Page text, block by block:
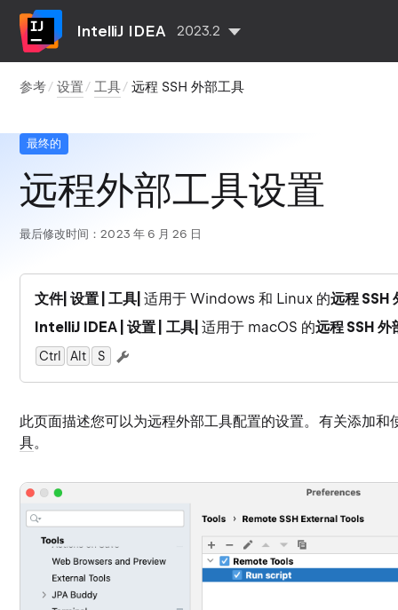
IntelliJ IDEA 2023.2
参考 设置 工具 远程 SSH 外部工具
最终的
远程外部工具设置
最后修改时间：2023 年 6 月 26 日
文件| 设置 | 工具|适用于 Windows 和 Linux 的远程 SSH
IntelliJ IDEA | 设置 | 工具| 适用于 macOS 的远程 SSH 外
Ctrl Alt 0
S
此页面描述您可以为远程外部工具配置的设置。有关添加和
具。